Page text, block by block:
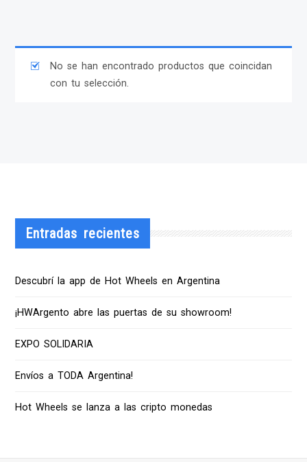
No se han encontrado productos que coincidan
con tu selección.
Entradas recientes
Descubrí la app de Hot Wheels en Argentina
¡HWArgento abre las puertas de su showroom!
EXPO SOLIDARIA
Envíos a TODA Argentina!
Hot Wheels se lanza a las cripto monedas